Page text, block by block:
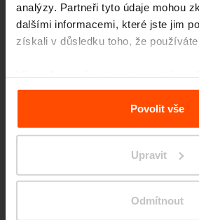
analýzy. Partneři tyto údaje mohou
dalšími informacemi, které jste jim
získali v důsledku toho, že používáte
osobních údajů.
Povolit vše
Upravit
Odmítnout
Jméno a příjmení
Email